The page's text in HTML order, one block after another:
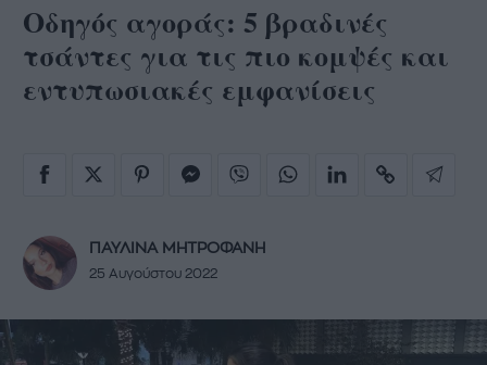
Οδηγός αγοράς: 5 βραδινές
τσάντες για τις πιο κομψές και
εντυπωσιακές εμφανίσεις
ΠΑΥΛΙΝΑ ΜΗΤΡΟΦΑΝΗ
25 Αυγούστου 2022